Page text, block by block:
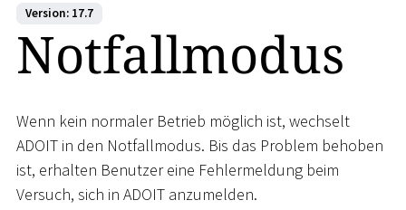
Version: 17.7
Notfallmodus
Wenn kein normaler Betrieb möglich ist, wechselt
ADOIT in den Notfallmodus. Bis das Problem behoben
ist, erhalten Benutzer eine Fehlermeldung beim
Versuch, sich in ADOIT anzumelden.